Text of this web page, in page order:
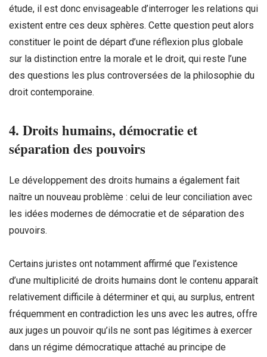
étude, il est donc envisageable d’interroger les relations qui
existent entre ces deux sphères. Cette question peut alors
constituer le point de départ d’une réflexion plus globale
sur la distinction entre la morale et le droit, qui reste l’une
des questions les plus controversées de la philosophie du
droit contemporaine.
4. Droits humains, démocratie et
séparation des pouvoirs
Le développement des droits humains a également fait
naître un nouveau problème : celui de leur conciliation avec
les idées modernes de démocratie et de séparation des
pouvoirs.
Certains juristes ont notamment affirmé que l’existence
d’une multiplicité de droits humains dont le contenu apparaît
relativement difficile à déterminer et qui, au surplus, entrent
fréquemment en contradiction les uns avec les autres, offre
aux juges un pouvoir qu’ils ne sont pas légitimes à exercer
dans un régime démocratique attaché au principe de